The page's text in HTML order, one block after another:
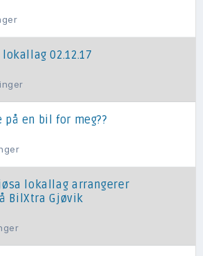
02.12.17
på en bil for meg??
lokallag arrangerer
BilXtra Gjøvik